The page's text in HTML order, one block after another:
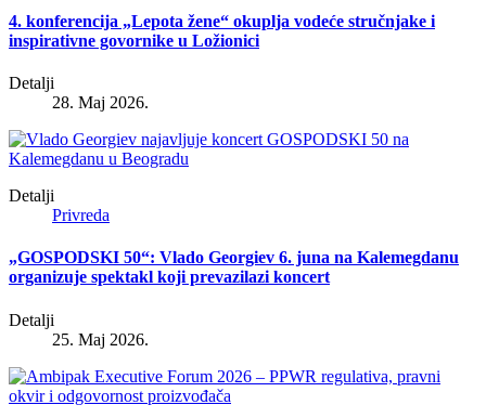
4. konferencija „Lepota žene“ okuplja vodeće stručnjake i
inspirativne govornike u Ložionici
Detalji
28. Maj 2026.
Detalji
Privreda
„GOSPODSKI 50“: Vlado Georgiev 6. juna na Kalemegdanu
organizuje spektakl koji prevazilazi koncert
Detalji
25. Maj 2026.